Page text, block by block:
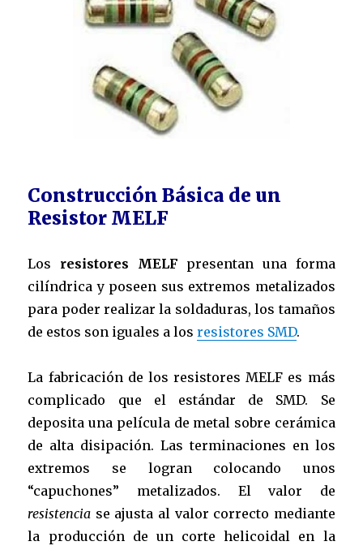
Construcción Básica de un
Resistor MELF
Los resistores MELF presentan una forma
cilíndrica y poseen sus extremos metalizados
para poder realizar la soldaduras, los tamaños
de estos son iguales a los resistores SMD.
La fabricación de los resistores MELF es más
complicado que el estándar de SMD. Se
deposita una película de metal sobre cerámica
de alta disipación. Las terminaciones en los
extremos se logran colocando unos
“capuchones” metalizados. El valor de
resistencia se ajusta al valor correcto mediante
la producción de un corte helicoidal en la